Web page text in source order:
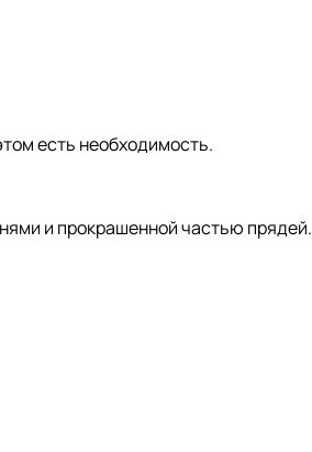
есть необходимость.
и прокрашенной частью прядей.